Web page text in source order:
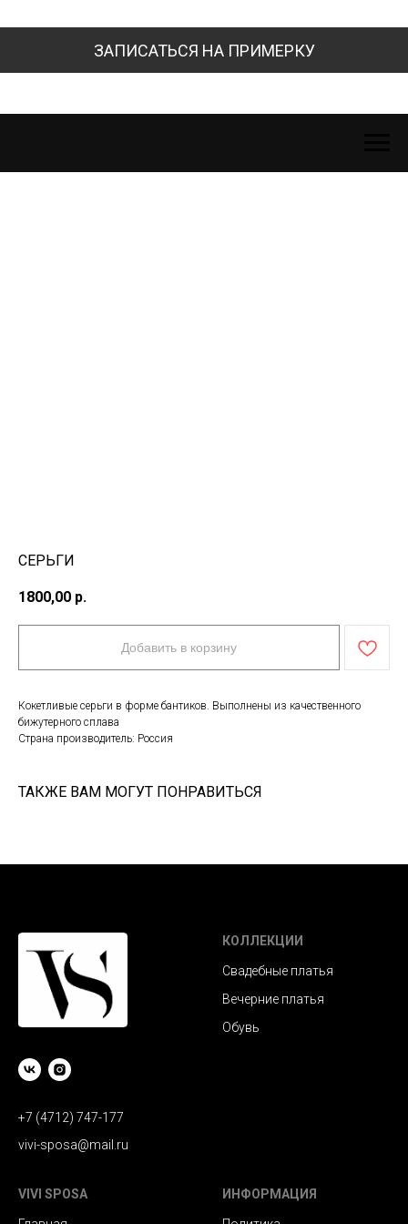
ЗАПИСАТЬСЯ НА ПРИМЕРКУ
СЕРЬГИ
1800,00 р.
Добавить в корзину
Кокетливые серьги в форме бантиков. Выполнены из качественного
бижутерного сплава
Страна производитель: Россия
ТАКЖЕ ВАМ МОГУТ ПОНРАВИТЬСЯ
+7 (4712) 747-177
vivi-sposa@mail.ru
КОЛЛЕКЦИИ
Свадебные платья
Вечерние платья
Обувь
VIVI SPOSA ИНФОРМАЦИЯ